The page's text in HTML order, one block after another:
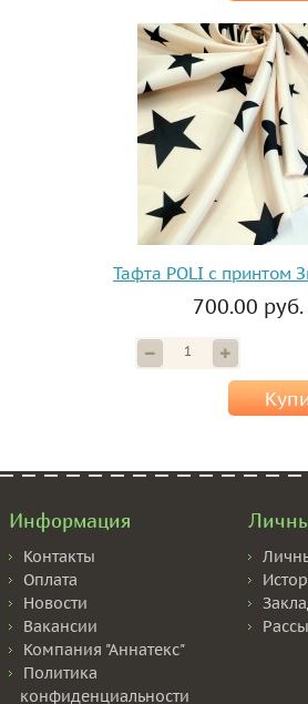
Тафта POLI с принтом
700.00 руб.
Информация
Контакты
Оплата
Новости
Вакансии
Компания "Аннатекс"
Политика
конфиденциальности